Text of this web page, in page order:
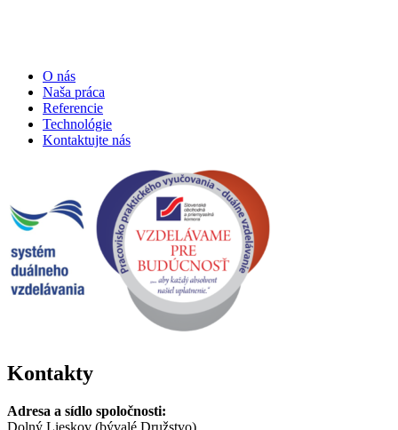
O nás
Naša práca
Referencie
Technológie
Kontaktujte nás
Kontakty
Adresa a sídlo spoločnosti:
Dolný Lieskov (bývalé Družstvo)